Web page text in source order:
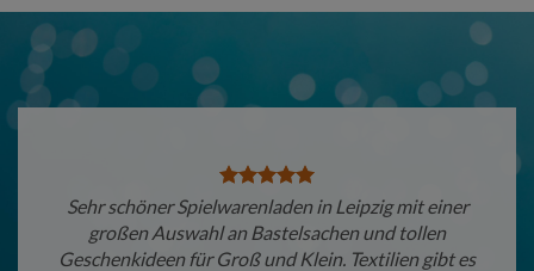
Sehr schöner Spielwarenladen in Leipzig mit einer
großen Auswahl an Bastelsachen und tollen
Geschenkideen für Groß und Klein. Textilien gibt es